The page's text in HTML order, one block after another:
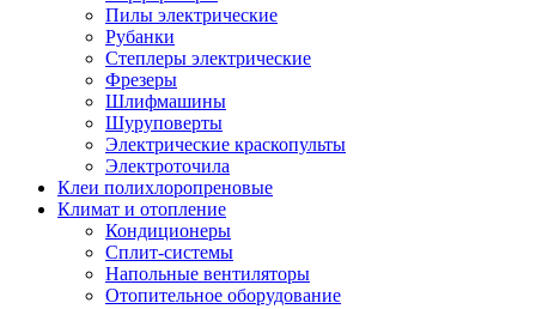
Пилы электрические
Рубанки
Степлеры электрические
Фрезеры
Шлифмашины
Шуруповерты
Электрические краскопульты
Электроточила
Клеи полихлоропреновые
Климат и отопление
Кондиционеры
Сплит-системы
Напольные вентиляторы
Отопительное оборудование